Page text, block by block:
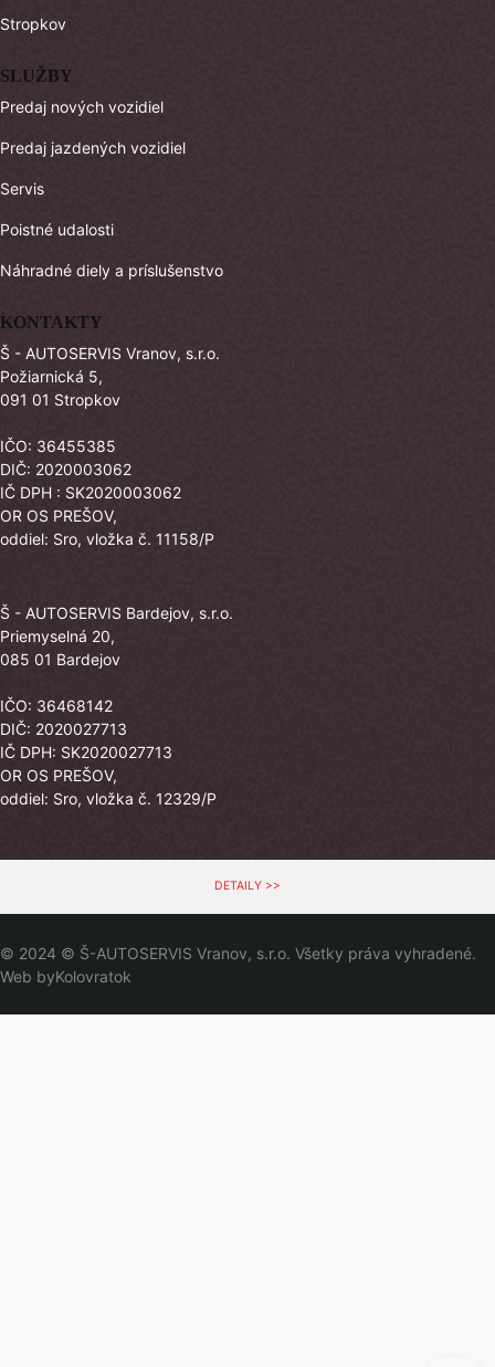
Stropkov
SLUŽBY
Predaj nových vozidiel
Predaj jazdených vozidiel
Servis
Poistné udalosti
Náhradné diely a príslušenstvo
KONTAKTY
Š - AUTOSERVIS Vranov, s.r.o.
Požiarnická 5,
091 01 Stropkov
IČO: 36455385
DIČ: 2020003062
IČ DPH : SK2020003062
OR OS PREŠOV,
oddiel: Sro, vložka č. 11158/P
Š - AUTOSERVIS Bardejov, s.r.o.
Priemyselná 20,
085 01 Bardejov
IČO: 36468142
DIČ: 2020027713
IČ DPH: SK2020027713
OR OS PREŠOV,
oddiel: Sro, vložka č. 12329/P
DETAILY >>
© 2024 © Š-AUTOSERVIS Vranov, s.r.o. Všetky práva vyhradené.
Web byKolovratok